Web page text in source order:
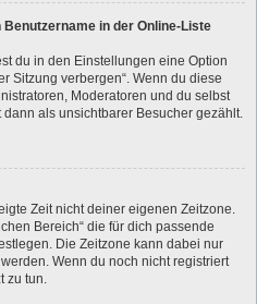
in der Online-Liste
du in den Einstellungen eine Option
Sitzung verbergen“. Wenn du diese
Moderatoren und du selbst
als unsichtbarer Besucher gezählt.
Zeit nicht deiner eigenen Zeitzone.
Bereich“ die für dich passende
Die Zeitzone kann dabei nur
Wenn du noch nicht registriert
zu tun.